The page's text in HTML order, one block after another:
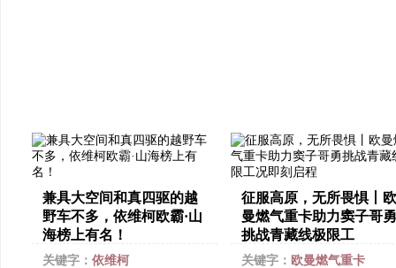
兼具大空间和真四驱的越
野车不多，依维柯欧霸·山
海榜上有名！
关键字： 依维柯
征服高原，无所畏惧丨欧
曼燃气重卡助力窦子哥勇
挑战青藏线极限工
关键字： 欧曼燃气重卡